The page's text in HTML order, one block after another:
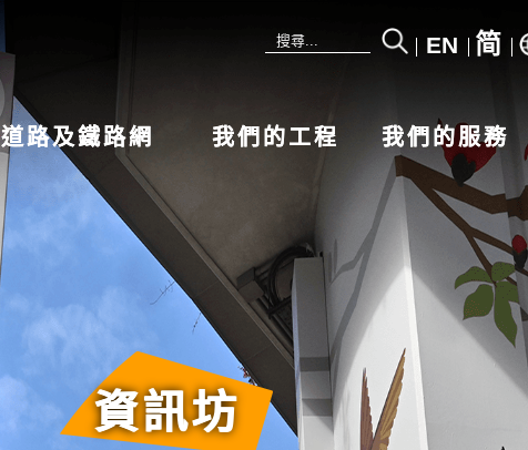
EN 简
道路及鐵路網 我們的工程 我們的服務
資訊坊